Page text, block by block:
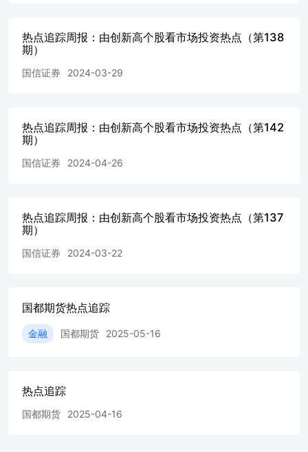
热点追踪周报：由创新高个股看市场投资热点（第138
期）
国信证券 2024-03-29
热点追踪周报：由创新高个股看市场投资热点（第142
期）
国信证券 2024-04-26
热点追踪周报：由创新高个股看市场投资热点（第137
期）
国信证券 2024-03-22
国都期货热点追踪
金融 国都期货 2025-05-16
热点追踪
国都期货 2025-04-16